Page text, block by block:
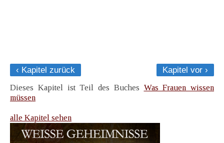
‹ Kapitel zurück
Kapitel vor ›
Dieses Kapitel ist Teil des Buches Was Frauen wissen
müssen
alle Kapitel sehen